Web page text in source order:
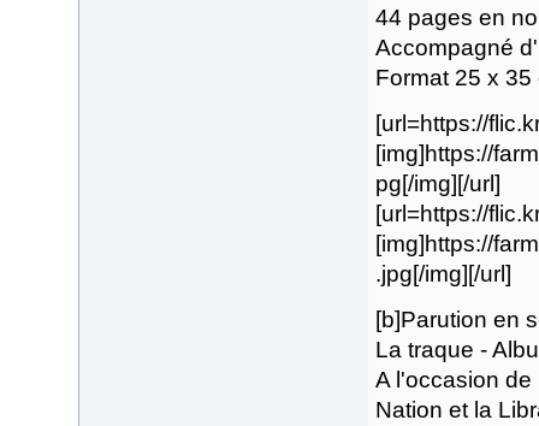
44 pages en
Accompagné
Format 25 x 35
[url=https://
[img]https://
pg[/img][/url]
[url=https://
[img]https://
.jpg[/img][/url]
[b]Parution en
La traque -
A l'occasion de
Nation et la